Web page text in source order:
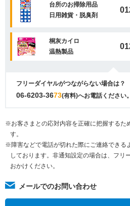
台所のお掃除用品
日用雑貨・脱臭剤
桐灰カイロ
温熱製品
フリーダイヤルがつながらない場合は？
06-6203-3673(有料)へお電話ください。
※お客さまとの応対内容を正確に把握するた
す。
※障害などで電話が切れた際にご連絡できる
しております。非通知設定の場合は、フリ
おかけください。
メールでのお問い合わせ